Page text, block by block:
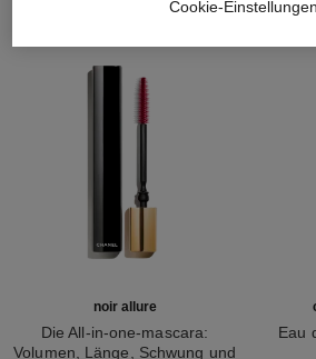
noir allure
Die All-in-one-mascara:
Volumen, Länge, Schwung und
Eau
Cookie-Einstellungen